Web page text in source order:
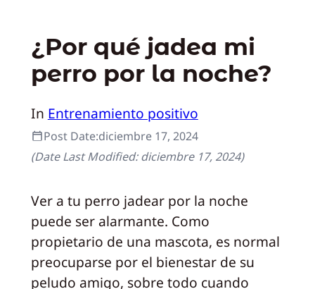
¿Por qué jadea mi
perro por la noche?
In Entrenamiento positivo
Post Date:diciembre 17, 2024
(Date Last Modified:diciembre 17, 2024)
Ver a tu perro jadear por la noche
puede ser alarmante. Como
propietario de una mascota, es normal
preocuparse por el bienestar de su
peludo amigo, sobre todo cuando